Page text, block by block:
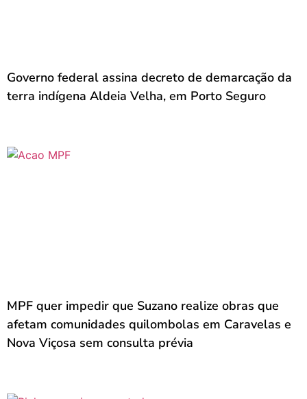
Governo federal assina decreto de demarcação da
terra indígena Aldeia Velha, em Porto Seguro
MPF quer impedir que Suzano realize obras que
afetam comunidades quilombolas em Caravelas e
Nova Viçosa sem consulta prévia